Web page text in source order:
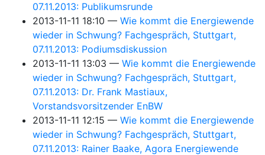
07.11.2013: Publikumsrunde
2013-11-11 18:10
Wie kommt die Energiewende
wieder in Schwung? Fachgespräch, Stuttgart,
07.11.2013: Podiumsdiskussion
2013-11-11 13:03
Wie kommt die Energiewende
wieder in Schwung? Fachgespräch, Stuttgart,
07.11.2013: Dr. Frank Mastiaux,
Vorstandsvorsitzender EnBW
2013-11-11 12:15
Wie kommt die Energiewende
wieder in Schwung? Fachgespräch, Stuttgart,
07.11.2013: Rainer Baake, Agora Energiewende